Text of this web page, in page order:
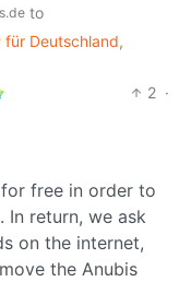
to
für Deutschland,
2 ·
free in order to
In return, we ask
on the internet,
the Anubis